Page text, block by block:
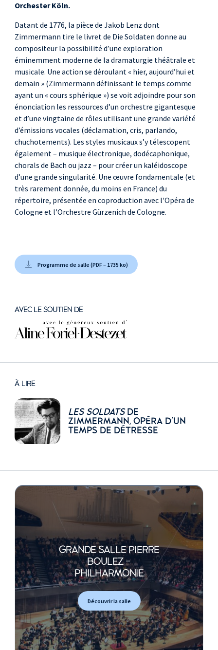
Milienko Turk
Wolfgang Stefan
Schwaiger, Mary
Laura Aikin, La
comtesse de la roche
Orchester Köln.
Datant de 1776, la pièce de Jakob Lenz dont
Zimmermann tire le livret de Die Soldaten donne au
compositeur la possibilité d’une exploration
éminemment moderne de la dramaturgie théâtrale et
musicale. Une action se déroulant « hier, aujourd’hui et
demain » (Zimmermann définissant le temps comme
ayant un « cours sphérique ») se voit adjoindre pour son
énonciation les ressources d’un orchestre gigantesque
et d’une vingtaine de rôles utilisant une grande variété
d’émissions vocales (déclamation, cris, parlando,
chuchotements). Les styles musicaux s’y télescopent
également – musique électronique, dodécaphonique,
chorals de Bach ou jazz – pour créer un kaléidoscope
d’une grande singularité. Une œuvre fondamentale (et
très rarement donnée, du moins en France) du
répertoire, présentée en coproduction avec l'Opéra de
Cologne et l'Orchestre Gürzenich de Cologne.
Programme de salle (PDF – 1735 ko)
AVEC LE SOUTIEN DE
À LIRE
LES SOLDATSDE
ZIMMERMANN, OPÉRA D'UN
TEMPS DE DÉTRESSE
GRANDE SALLE PIERRE
BOULEZ -
PHILHARMONIE
Découvrir la salle